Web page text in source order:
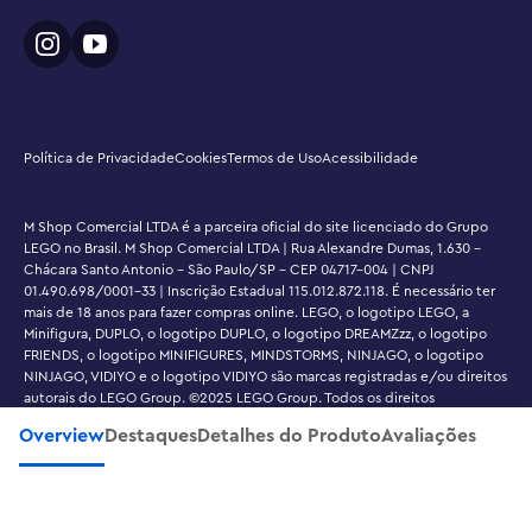
OverviewDestaquesDetalhes do ProdutoAvaliações
construível para adultos é um de uma linha diversa de
conjuntos LEGO Ideas, cada um criado por um fã
• Qualidade superior – As peças LEGO® satisfazem
garantir um encaixe simples e seguro
• Garantia de segurança – Os componentes LEGO® são
submetidos a quedas, aquecidos, esmagados, torcidos e
minuciosamente analisados para garantir que cumpram
com exigentes padrões globais de segurança
Política de PrivacidadeCookiesTermos de UsoAcessibilidade
M Shop Comercial LTDA é a parceira oficial do site licenciado do Grupo
LEGO no Brasil. M Shop Comercial LTDA | Rua Alexandre Dumas, 1.630 -
Chácara Santo Antonio - São Paulo/SP - CEP 04717-004 | CNPJ
01.490.698/0001-33 | Inscrição Estadual 115.012.872.118. É necessário ter
mais de 18 anos para fazer compras online. LEGO, o logotipo LEGO, a
Minifigura, DUPLO, o logotipo DUPLO, o logotipo DREAMZzz, o logotipo
FRIENDS, o logotipo MINIFIGURES, MINDSTORMS, NINJAGO, o logotipo
NINJAGO, VIDIYO e o logotipo VIDIYO são marcas registradas e/ou direitos
autorais do LEGO Group. ©2025 LEGO Group. Todos os direitos